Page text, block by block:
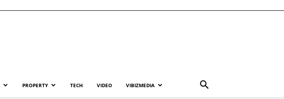
PROPERTY TECH VIDEO VIBIZMEDIA